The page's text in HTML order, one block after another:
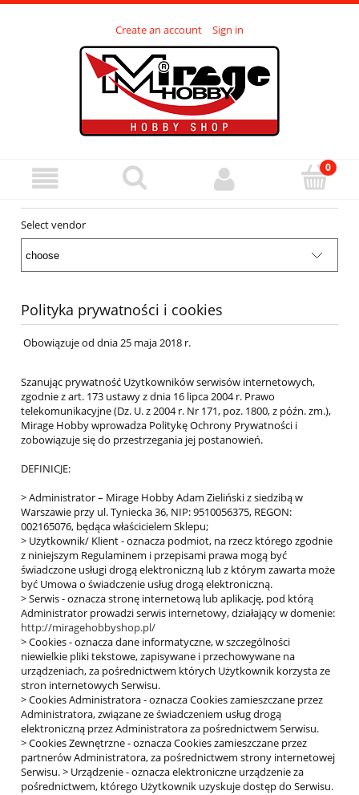
Create an account Sign in
Select vendor
Polityka prywatności i cookies
Obowiązuje od dnia 25 maja 2018 r.
Szanując prywatność Użytkowników serwisów internetowych,
zgodnie z art. 173 ustawy z dnia 16 lipca 2004 r. Prawo
telekomunikacyjne (Dz. U. z 2004 r. Nr 171, poz. 1800, z późn. zm.),
Mirage Hobby wprowadza Politykę Ochrony Prywatności i
zobowiązuje się do przestrzegania jej postanowień.
DEFINICJE:
> Administrator – Mirage Hobby Adam Zieliński z siedzibą w
Warszawie przy ul. Tyniecka 36, NIP: 9510056375, REGON:
002165076, będąca właścicielem Sklepu;
> Użytkownik/ Klient - oznacza podmiot, na rzecz którego zgodnie
z niniejszym Regulaminem i przepisami prawa mogą być
świadczone usługi drogą elektroniczną lub z którym zawarta może
być Umowa o świadczenie usług drogą elektroniczną.
> Serwis - oznacza stronę internetową lub aplikację, pod którą
Administrator prowadzi serwis internetowy, działający w domenie:
http://miragehobbyshop.pl/
> Cookies - oznacza dane informatyczne, w szczególności
niewielkie pliki tekstowe, zapisywane i przechowywane na
urządzeniach, za pośrednictwem których Użytkownik korzysta ze
stron internetowych Serwisu.
> Cookies Administratora - oznacza Cookies zamieszczane przez
Administratora, związane ze świadczeniem usług drogą
elektroniczną przez Administratora za pośrednictwem Serwisu.
> Cookies Zewnętrzne - oznacza Cookies zamieszczane przez
partnerów Administratora, za pośrednictwem strony internetowej
Serwisu. > Urządzenie - oznacza elektroniczne urządzenie za
pośrednictwem, którego Użytkownik uzyskuje dostęp do Serwisu.